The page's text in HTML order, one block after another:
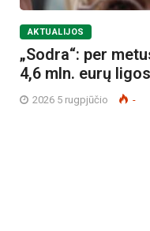
AKTUALIJOS
„Sodra“: per
4,6 mln. eurų
2026 5 rugpjūčio -